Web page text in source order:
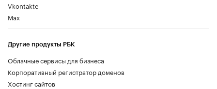
Vkontakte
Max
Другие продукты РБК
Облачные сервисы для бизнеса
Корпоративный регистратор доменов
Хостинг сайтов